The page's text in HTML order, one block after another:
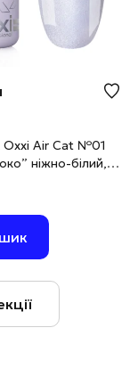
Oxxi Air Cat №01
ніжно-білий,